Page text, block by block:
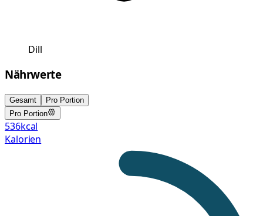
Dill
Nährwerte
Gesamt
Pro Portion
Pro Portion
536kcal
Kalorien